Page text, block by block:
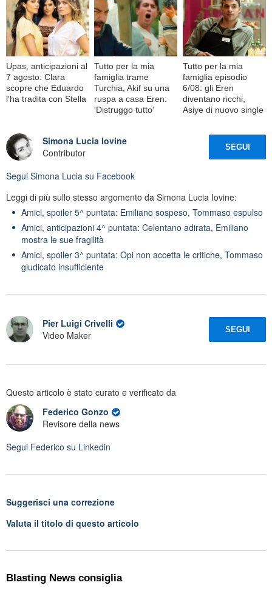
Upas, anticipazioni al
7 agosto: Clara
scopre che Eduardo
l'ha tradita con Stella
Tutto per la mia
famiglia trame
Turchia, Akif su una
ruspa a casa Eren:
'Distruggo tutto'
Tutto per la mia
famiglia episodio
6/08: gli Eren
diventano ricchi,
Asiye di nuovo single
Simona Lucia Iovine
Contributor
SEGUI
Segui Simona Lucia su Facebook
Leggi di più sullo stesso argomento da Simona Lucia Iovine:
Amici, spoiler 5^ puntata: Emiliano sospeso, Tommaso espulso
Amici, anticipazioni 4^ puntata: Celentano adirata, Emiliano
mostra le sue fragilità
Amici, spoiler 3^ puntata: Opi non accetta le critiche, Tommaso
giudicato insufficiente
Pier Luigi Crivelli
Video Maker
SEGUI
Questo articolo è stato curato e verificato da
Federico Gonzo
Revisore della news
Segui Federico su Linkedin
Suggerisci una correzione
Valuta il titolo di questo articolo
Blasting News consiglia